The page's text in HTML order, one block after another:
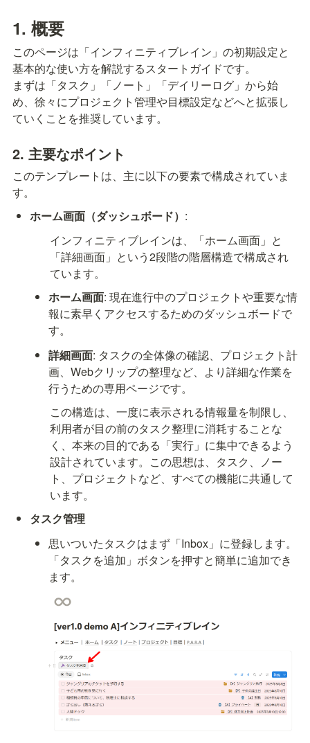
1. 概要
このページは「インフィニティブレイン」の初期設定と
基本的な使い方を解説するスタートガイドです。
まずは「タスク」「ノート」「デイリーログ」から始
め、徐々にプロジェクト管理や目標設定などへと拡張し
ていくことを推奨しています。
2. 主要なポイント
このテンプレートは、主に以下の要素で構成されていま
す。
ホーム画面（ダッシュボード） :
インフィニティブレインは、「ホーム画面」と
「詳細画面」という2段階の階層構造で構成され
ています。
ホーム画面: 現在進行中のプロジェクトや重要な情
報に素早くアクセスするためのダッシュボードで
す。
詳細画面: タスクの全体像の確認、プロジェクト計
画、Webクリップの整理など、より詳細な作業を
行うための専用ページです。
この構造は、一度に表示される情報量を制限し、
利用者が目の前のタスク整理に消耗することな
く、本来の目的である「実行」に集中できるよう
設計されています。この思想は、タスク、ノー
ト、プロジェクトなど、すべての機能に共通して
います。
タスク管理
思いついたタスクはまず「Inbox」に登録します。
「タスクを追加」ボタンを押すと簡単に追加でき
ます。